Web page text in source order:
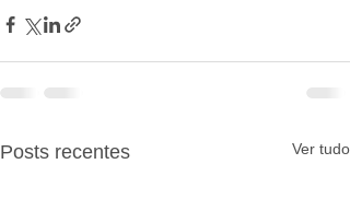
Posts recentes Ver tudo